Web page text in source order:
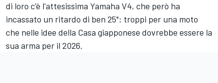
di loro c'è l'attesissima Yamaha V4, che però ha
incassato un ritardo di ben 25": troppi per una moto
che nelle idee della Casa giapponese dovrebbe essere la
sua arma per il 2026.